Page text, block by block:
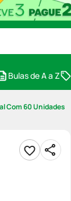
Bulas de A a Z
Com 60 Unidades